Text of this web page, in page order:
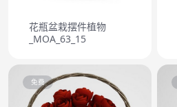
花瓶盆栽摆件植物
_MOA_63_15
免费